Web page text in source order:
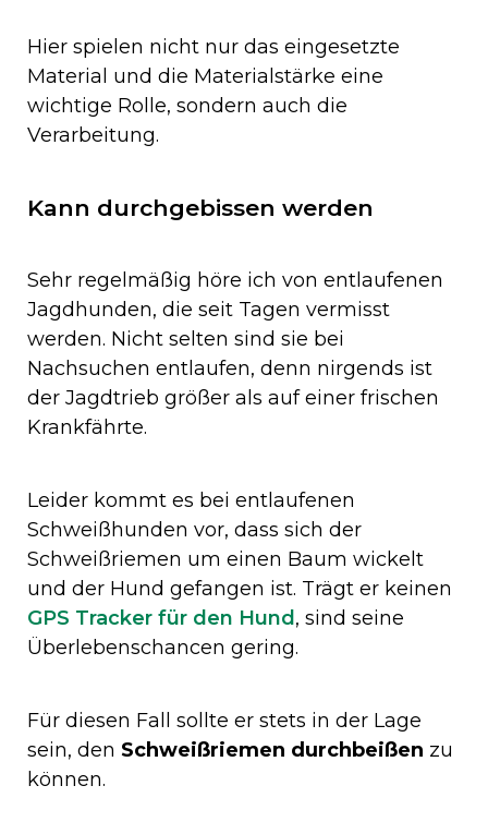
Hier spielen nicht nur das eingesetzte
Material und die Materialstärke eine
wichtige Rolle, sondern auch die
Verarbeitung.
Kann durchgebissen werden
Sehr regelmäßig höre ich von entlaufenen
Jagdhunden, die seit Tagen vermisst
werden. Nicht selten sind sie bei
Nachsuchen entlaufen, denn nirgends ist
der Jagdtrieb größer als auf einer frischen
Krankfährte.
Leider kommt es bei entlaufenen
Schweißhunden vor, dass sich der
Schweißriemen um einen Baum wickelt
und der Hund gefangen ist. Trägt er keinen
GPS Tracker für den Hund, sind seine
Überlebenschancen gering.
Für diesen Fall sollte er stets in der Lage
sein, den Schweißriemen durchbeißen zu
können.